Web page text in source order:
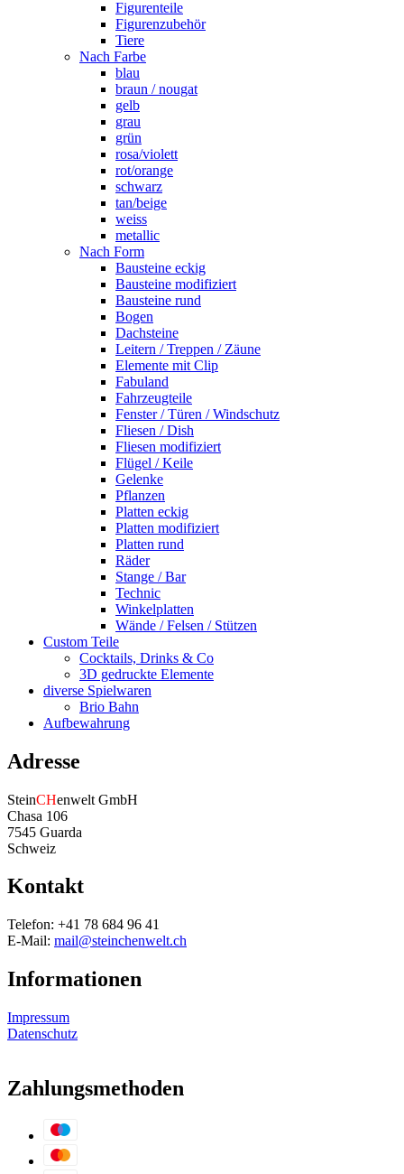
Figurenteile
Figurenzubehör
Tiere
Nach Farbe
blau
braun / nougat
gelb
grau
grün
rosa/violett
rot/orange
schwarz
tan/beige
weiss
metallic
Nach Form
Bausteine eckig
Bausteine modifiziert
Bausteine rund
Bogen
Dachsteine
Leitern / Treppen / Zäune
Elemente mit Clip
Fabuland
Fahrzeugteile
Fenster / Türen / Windschutz
Fliesen / Dish
Fliesen modifiziert
Flügel / Keile
Gelenke
Pflanzen
Platten eckig
Platten modifiziert
Platten rund
Räder
Stange / Bar
Technic
Winkelplatten
Wände / Felsen / Stützen
Custom Teile
Cocktails, Drinks & Co
3D gedruckte Elemente
diverse Spielwaren
Brio Bahn
Aufbewahrung
Adresse
SteinCHenwelt GmbH
Chasa 106
7545 Guarda
Schweiz
Kontakt
Telefon: +41 78 684 96 41
E-Mail: mail@steinchenwelt.ch
Informationen
Impressum
Datenschutz
Zahlungsmethoden